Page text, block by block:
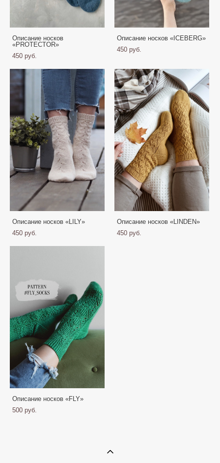
Описание носков
«PROTECTOR»
450 pуб.
Описание носков «ICEBERG»
450 pуб.
Описание носков «LILY»
450 pуб.
Описание носков «LINDEN»
450 pуб.
Описание носков «FLY»
500 pуб.